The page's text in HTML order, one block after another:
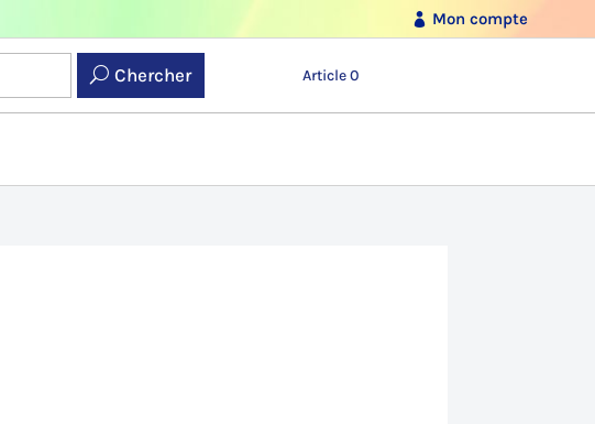
Mon compte
Chercher Article 0